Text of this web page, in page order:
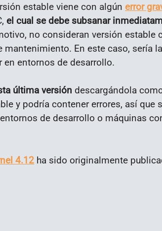
estable viene con algún error
el cual se debe subsanar
no consideran versión estable
En este caso, sería
en entornos de desarrollo.
última versión descargándola
y podría contener errores, así que
de desarrollo o máquinas
4.12 ha sido originalmente